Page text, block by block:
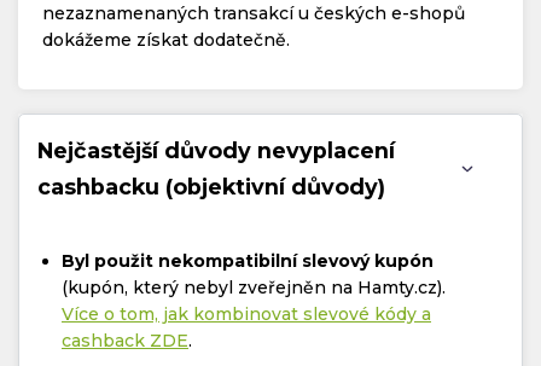
nezaznamenaných transakcí u českých e-shopů
dokážeme získat dodatečně.
Nejčastější důvody nevyplacení
cashbacku (objektivní důvody)
Byl použit nekompatibilní slevový kupón
(kupón, který nebyl zveřejněn na Hamty.cz).
Více o tom, jak kombinovat slevové kódy a
cashback ZDE.